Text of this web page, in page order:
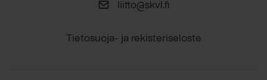
liitto@skvl.fi
Tietosuoja- ja rekisteriseloste